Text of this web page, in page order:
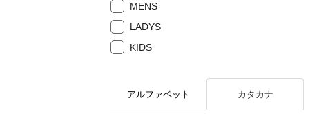
MENS
LADYS
KIDS
アルファベット カタカナ